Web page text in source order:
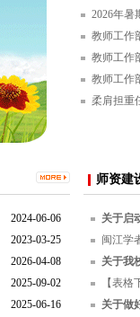
2026年暑
教师工作
教师工作
教师工作
柔肩担重
2024-06-06
2023-03-25
2026-04-08
2025-09-02
2025-06-16
师资建
关于启
闽江学
关于我
【表
关于做